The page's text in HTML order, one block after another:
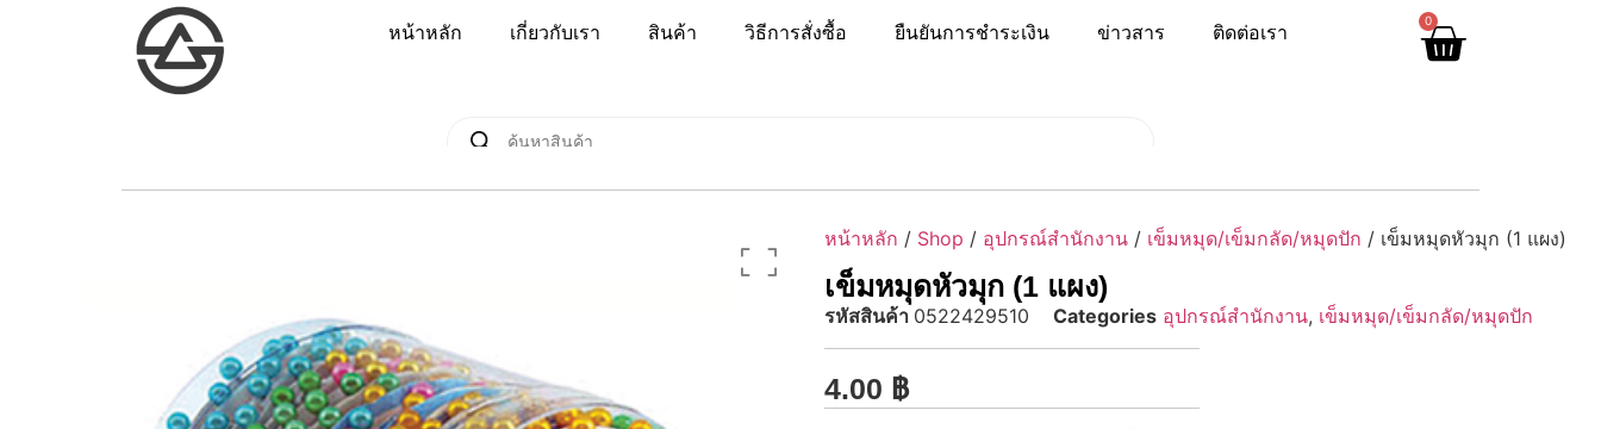
หน้าหลัก เกี่ยวกับเรา สินค้า วิธีการสั่งซื้อ ยืนยันการชำระเงิน ข่าวสาร ติดต่อเรา
0
หน้าหลัก / Shop / อุปกรณ์สำนักงาน / เข็มหมุด/เข็มกลัด/หมุดปัก / เข็มหมุดหัวมุก (1 แผง)
เข็มหมุดหัวมุก (1 แผง)
รหัสสินค้า 0522429510 Categories อุปกรณ์สำนักงาน, เข็มหมุด/เข็มกลัด/หมุดปัก
4.00 ฿